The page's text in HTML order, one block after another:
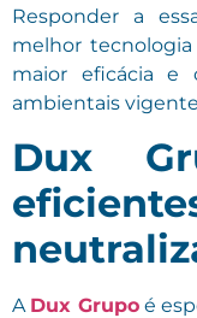
Responder a
melhor tecnologia
maior eficácia e
ambientais
Dux
A Dux Grupoé